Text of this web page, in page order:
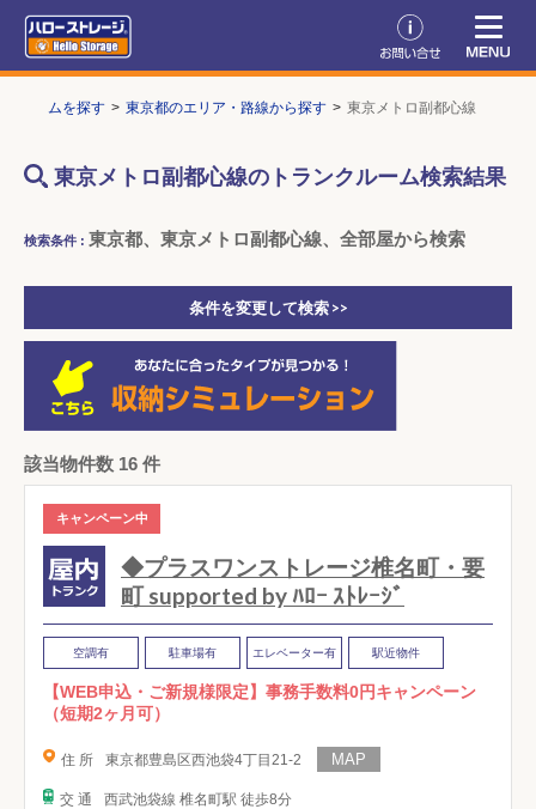
クルームを探す 東京都のエリア・路線から探す 東京メトロ副都心線
東京メトロ副都心線のトランクルーム検索結果
検索条件 : 東京都、東京メトロ副都心線、全部屋から検索
条件を変更して検索 >>
該当物件数 16 件
キャンペーン中
◆プラスワンストレージ椎名町・要
町 supported by ﾊﾛｰ ｽﾄﾚｰｼﾞ
空調有 駐車場有 エレベーター有 駅近物件
【WEB申込・ご新規様限定】事務手数料0円キャンペーン
（短期2ヶ月可）
住 所 東京都豊島区西池袋4丁目21-2
交 通 西武池袋線 椎名町駅 徒歩8分